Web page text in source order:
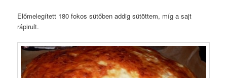
Előmelegített 180 fokos sütőben addig sütöttem, míg a sajt
rápirult.